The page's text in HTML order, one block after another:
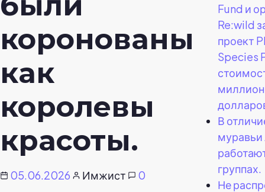
коронованы
как
королевы
красоты.
05.06.2026 Имжист
0
Fund и
Re:wild
проект
Species
В
группах.
Не